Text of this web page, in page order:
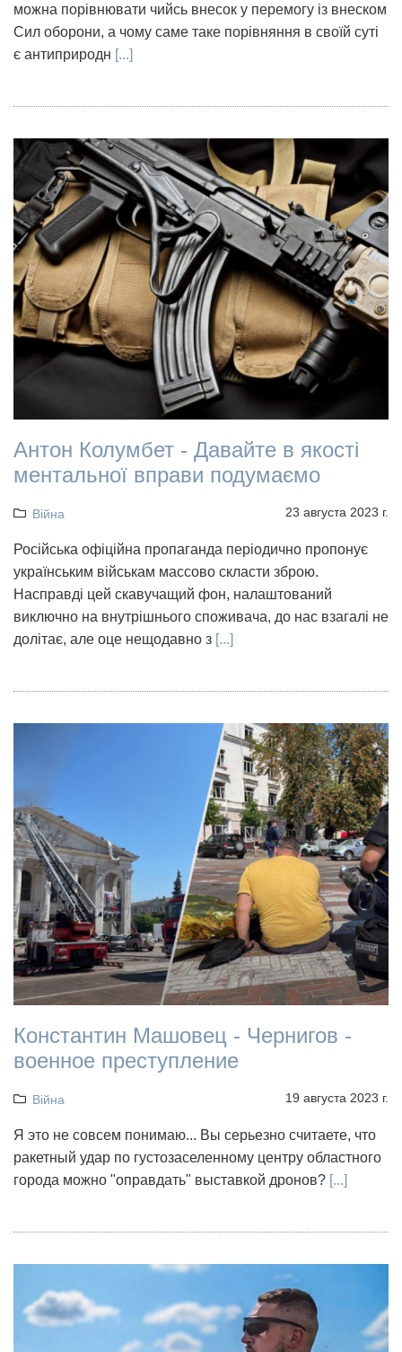
можна порівнювати чийсь внесок у перемогу із внеском
Сил оборони, а чому саме таке порівняння в своїй суті
є антиприродн [...]
Антон Колумбет - Давайте в якості
ментальної вправи подумаємо
Війна 23 августа 2023 г.
Російська офіційна пропаганда періодично пропонує
українським військам массово скласти зброю.
Насправді цей скавучащий фон, налаштований
виключно на внутрішнього споживача, до нас взагалі не
долітає, але оце нещодавно з [...]
Константин Машовец - Чернигов -
военное преступление
Війна 19 августа 2023 г.
Я это не совсем понимаю... Вы серьезно считаете, что
ракетный удар по густозаселенному центру областного
города можно "оправдать" выставкой дронов? [...]